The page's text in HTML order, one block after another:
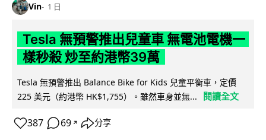
Vin 1 日
Tesla 無預警推出兒童車 無電池電機一
樣秒殺 炒至約港幣39萬
Tesla 無預警推出 Balance Bike for Kids 兒童平衡車，定價
225 美元（約港幣 HK$1,755）。雖然車身並無...
閱讀全文
387 69 ↗ 分享